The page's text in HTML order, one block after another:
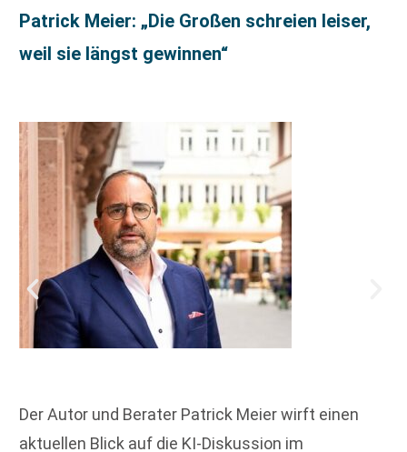
Patrick Meier: „Die Großen schreien leiser,
weil sie längst gewinnen“
Der Autor und Berater Patrick Meier wirft einen
aktuellen Blick auf die KI-Diskussion im